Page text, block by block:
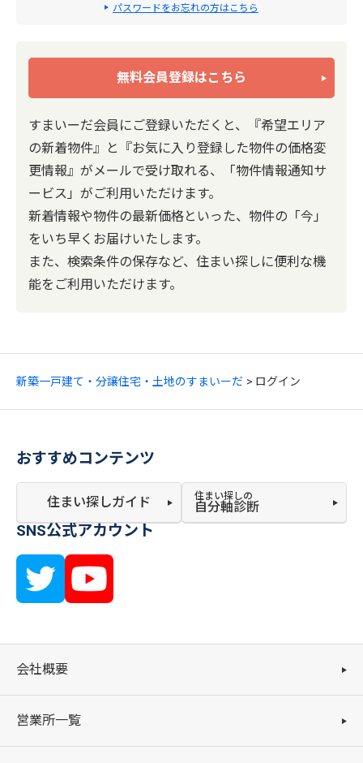
新築一戸建て・分譲住宅・土地のすまいーだ ログイン
パスワードをお忘れの方はこちら
無料会員登録はこちら
すまいーだ会員にご登録いただくと、『希望エリア
の新着物件』と『お気に入り登録した物件の価格変
更情報』がメールで受け取れる、「物件情報通知サ
ービス」がご利用いただけます。
新着情報や物件の最新価格といった、物件の「今」
をいち早くお届けいたします。
また、検索条件の保存など、住まい探しに便利な機
能をご利用いただけます。
おすすめコンテンツ
住まい探しガイド 住まい探しの
自分軸診断
SNS公式アカウント
会社概要
営業所一覧